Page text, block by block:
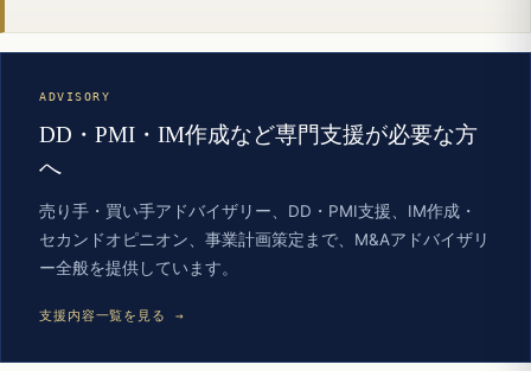
ADVISORY
DD・PMI・IM作成など専門支援が必要な方
へ
売り手・買い手アドバイザリー、DD・PMI支援、IM作成・
セカンドオピニオン、事業計画策定まで、M&Aアドバイザリ
ー全般を提供しています。
支援内容一覧を見る →